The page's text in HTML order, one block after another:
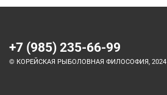
+7 (985) 235-66-99
© КОРЕЙСКАЯ РЫБОЛОВНАЯ ФИЛОСОФИЯ, 2024